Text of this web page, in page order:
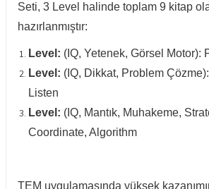
Seti, 3 Level halinde toplam 9 kitap
hazırlanmıştır:
Level: (IQ, Yetenek, Görsel Motor):
Level: (IQ, Dikkat, Problem
Listen
Level: (IQ, Mantık, Muhakeme,
Coordinate, Algorithm
TEM uygulamasında yüksek